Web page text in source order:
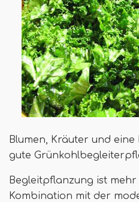
Blumen, Kräuter und eine
gute
Begleitpflanzung ist
Kombination mit der